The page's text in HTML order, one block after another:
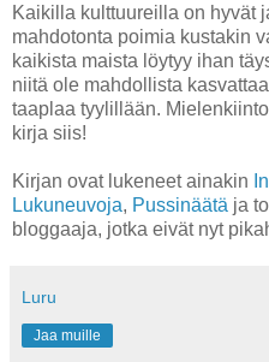
Kaikilla kulttuureilla on hyvät
mahdotonta poimia kustakin
kaikista maista löytyy ihan
niitä ole mahdollista
taaplaa tyylillään.
kirja siis!
Kirjan ovat lukeneet ainakin
Lukuneuvoja, Pussinäätä ja
bloggaaja, jotka eivät nyt
Luru
Jaa muille